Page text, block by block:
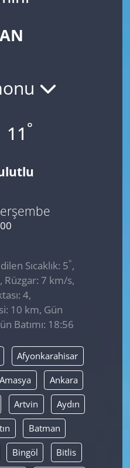
11 °
Sıcaklık: 5°,
Rüzgar: 7 km/s,
4,
10 km, Gün
Batımı: 18:56
Afyonkarahisar
Amasya Ankara
Artvin Aydın
Batman
Bingöl Bitlis